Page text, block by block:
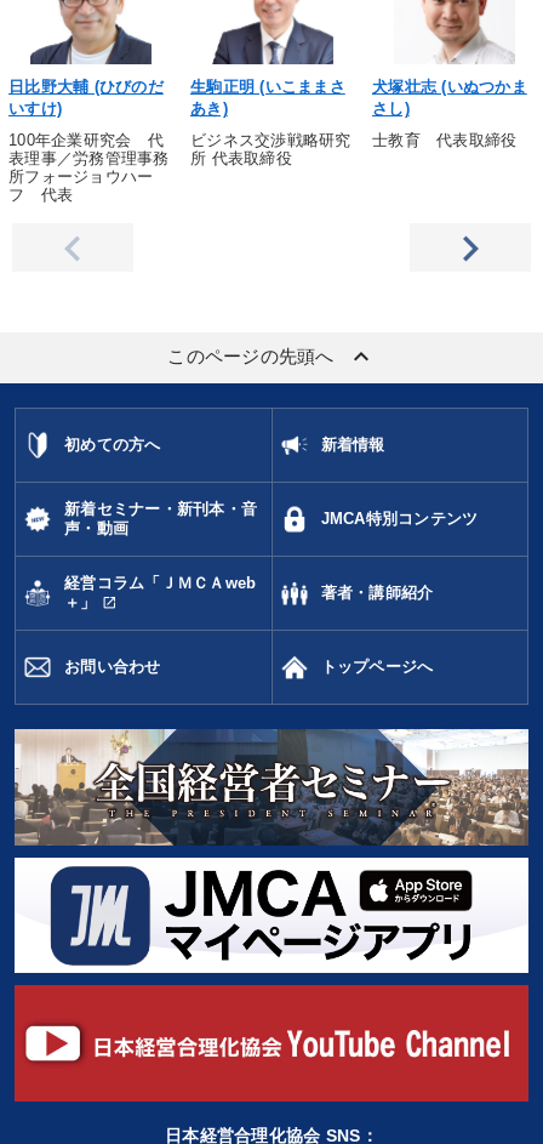
日比野大輔 (ひびのだ
いすけ)
100年企業研究会 代
表理事／労務管理事務
所フォージョウハー
フ 代表
生駒正明 (いこままさ
あき)
ビジネス交渉戦略研究
所 代表取締役
犬塚壮志 (いぬつかま
さし)
士教育 代表取締役
このページの先頭へ keyboard_arrow_up
初めての方へ 新着情報
新着セミナー・新刊本・音
声・動画
JMCA特別コンテンツ
経営コラム「ＪＭＣＡweb
＋」
open_in_new
著者・講師紹介
お問い合わせ トップページへ
日本経営合理化協会 SNS：